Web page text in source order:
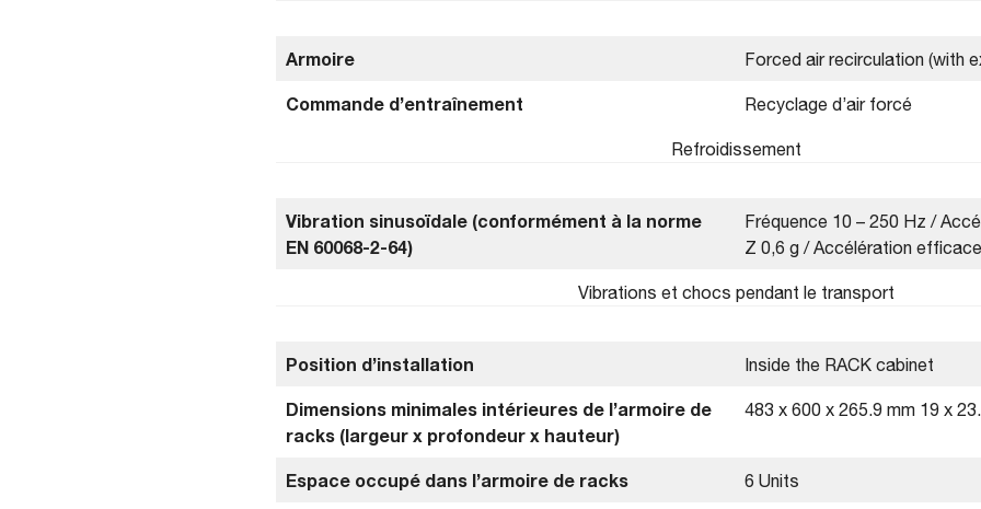
Armoire Forced air recirculation (with
Commande d’entraînement Recyclage d’air forcé
Refroidissement
Vibration sinusoïdale (conformément à la norme
EN 60068-2-64)
Fréquence 10 – 250 Hz /
Z 0,6 g / Accélération
Vibrations et chocs pendant le transport
Position d’installation Inside the RACK cabinet
Dimensions minimales intérieures de l’armoire de
racks (largeur x profondeur x hauteur)
483 x 600 x 265.9 mm 19 x
Espace occupé dans l’armoire de racks 6 Units